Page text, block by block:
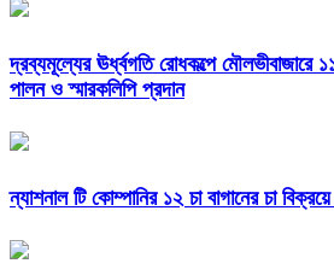
দ্রব্যমূল্যের ঊর্ধ্বগতি রোধকল্পে মৌলভীবাজারে
পালন ও স্মারকলিপি প্রদান
ন্যাশনাল টি কোম্পানির ১২ চা বাগানের চা